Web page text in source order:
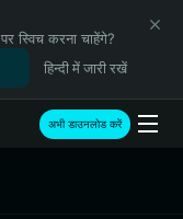
पर स्विच करना चाहेंगे?
हिन्दी में जारी रखें
अभी डाउनलोड करें